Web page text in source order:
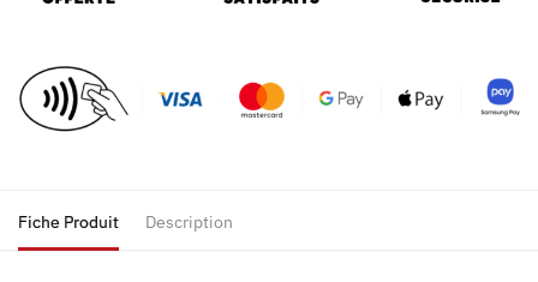
Fiche Produit Description